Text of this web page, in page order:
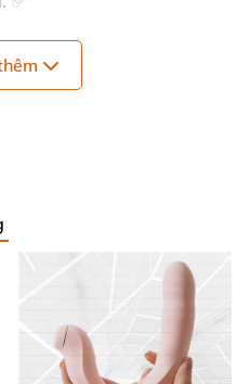
vóc dáng.
lập kích thích đồng
khoái cảm nhân đôi.
2 giờ sử dụng liên tục sau
tiện lợi.